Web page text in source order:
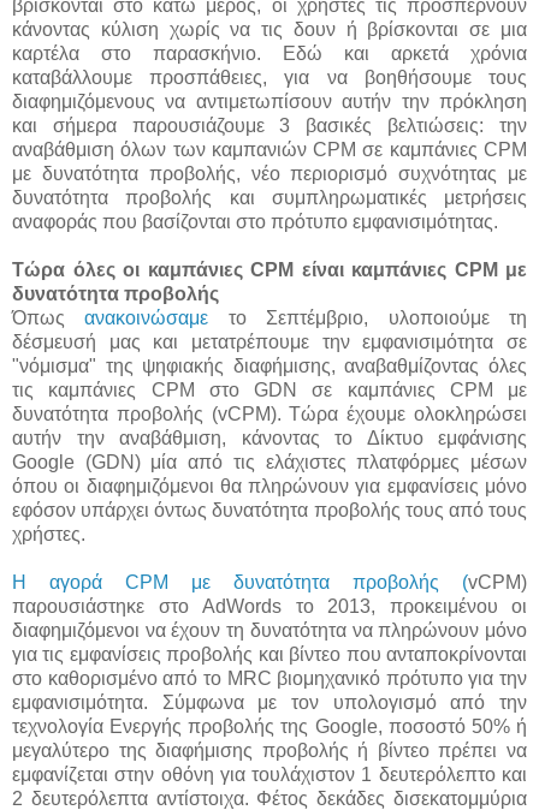
βρίσκονται στο κάτω μέρος, οι χρήστες τις προσπερνούν
κάνοντας κύλιση χωρίς να τις δουν ή βρίσκονται σε μια
καρτέλα στο παρασκήνιο. Εδώ και αρκετά χρόνια
καταβάλλουμε προσπάθειες, για να βοηθήσουμε τους
διαφημιζόμενους να αντιμετωπίσουν αυτήν την πρόκληση
και σήμερα παρουσιάζουμε 3 βασικές βελτιώσεις: την
αναβάθμιση όλων των καμπανιών CPM σε καμπάνιες CPM
με δυνατότητα προβολής, νέο περιορισμό συχνότητας με
δυνατότητα προβολής και συμπληρωματικές μετρήσεις
αναφοράς που βασίζονται στο πρότυπο εμφανισιμότητας.
Τώρα όλες οι καμπάνιες CPM είναι καμπάνιες CPM με
δυνατότητα προβολής
Όπωςανακοινώσαμε το Σεπτέμβριο, υλοποιούμε τη
δέσμευσή μας και μετατρέπουμε την εμφανισιμότητα σε
"νόμισμα" της ψηφιακής διαφήμισης, αναβαθμίζοντας όλες
τις καμπάνιες CPM στο GDN σε καμπάνιες CPM με
δυνατότητα προβολής (vCPM). Τώρα έχουμε ολοκληρώσει
αυτήν την αναβάθμιση, κάνοντας το Δίκτυο εμφάνισης
Google (GDN) μία από τις ελάχιστες πλατφόρμες μέσων
όπου οι διαφημιζόμενοι θα πληρώνουν για εμφανίσεις μόνο
εφόσον υπάρχει όντως δυνατότητα προβολής τους από τους
χρήστες.
Η αγορά CPM με δυνατότητα προβολής (vCPM)
παρουσιάστηκε στο AdWords το 2013, προκειμένου οι
διαφημιζόμενοι να έχουν τη δυνατότητα να πληρώνουν μόνο
για τις εμφανίσεις προβολής και βίντεο που ανταποκρίνονται
στο καθορισμένο από το MRC βιομηχανικό πρότυπο για την
εμφανισιμότητα. Σύμφωνα με τον υπολογισμό από την
τεχνολογία Ενεργής προβολής της Google, ποσοστό 50% ή
μεγαλύτερο της διαφήμισης προβολής ή βίντεο πρέπει να
εμφανίζεται στην οθόνη για τουλάχιστον 1 δευτερόλεπτο και
2 δευτερόλεπτα αντίστοιχα. Φέτος δεκάδες δισεκατομμύρια